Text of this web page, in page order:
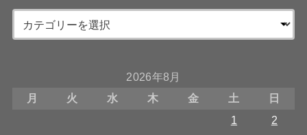
2026年8月
月
火 水 木 金 土
日
1
2